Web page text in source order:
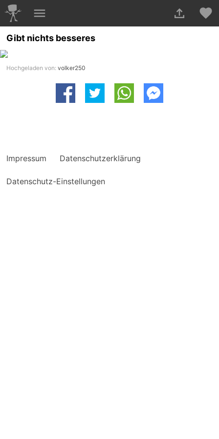
Gibt nichts besseres
Hochgeladen von:volker250
Impressum Datenschutzerklärung
Datenschutz-Einstellungen